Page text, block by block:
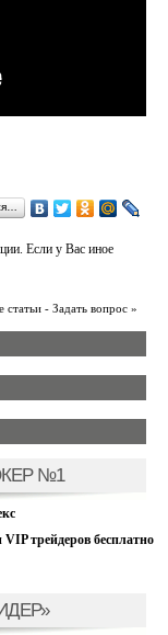
Если у Вас иное
статьи - Задать вопрос »
№1
трейдеров бесплатно